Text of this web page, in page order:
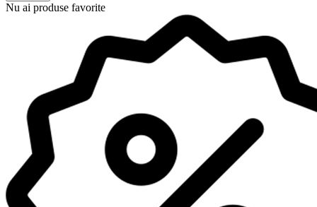
Nu ai produse favorite